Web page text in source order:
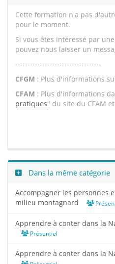
Cette formation n'a pas
pour le moment.
Si vous êtes intéressé par
pouvez nous laisser un
-----------------------------------
CFGM : Plus d'informations
CFAM : Plus d'informations
pratiques" du site du CFAM et
Dans la même catégorie
Accompagner les personnes
milieu montagnard
Apprendre à conter dans la
Présentiel
Apprendre à conter dans la